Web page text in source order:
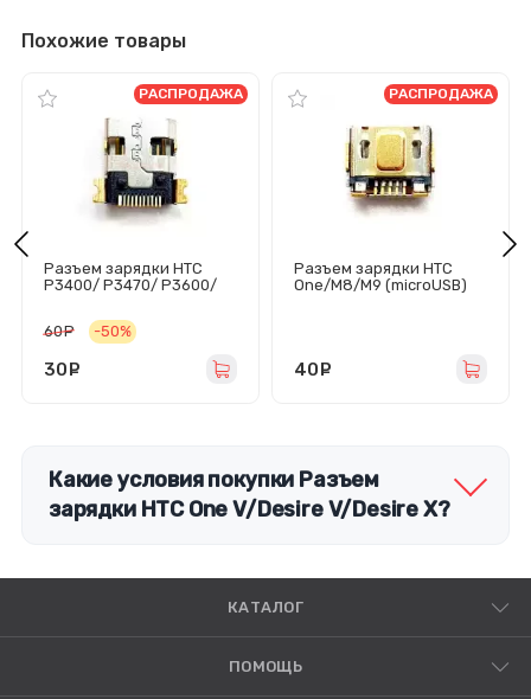
Похожие товары
Разъем зарядки HTC
P3400/ P3470/ P3600/
РАСПРОДАЖА
60 руб.
-50%
30
Разъем зарядки HTC
One/M8/M9 (microUSB)
РАСПРОДАЖА
40
Какие условия покупки Разъем
зарядки HTC One V/Desire V/Desire X?
КАТАЛОГ
ПОМОЩЬ